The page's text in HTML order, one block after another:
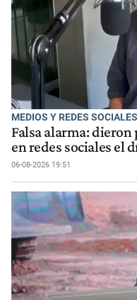
MEDIOS Y REDES SOCIALES
Falsa alarma:
en redes sociales el
06-08-2026 19:51